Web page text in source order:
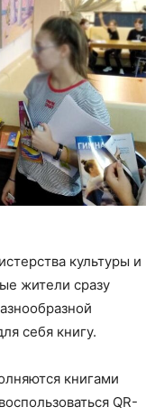
культуры и
жители сразу
себя книгу.
книгами
QR-